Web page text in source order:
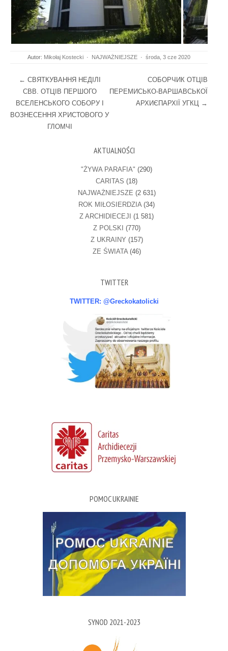
Autor: Mikołaj Kostecki · NAJWAŻNIEJSZE · środa, 3 cze 2020
Post navigation
← СВЯТКУВАННЯ НЕДІЛІ
СВВ. ОТЦІВ ПЕРШОГО
ВСЕЛЕНСЬКОГО СОБОРУ І
ВОЗНЕСЕННЯ ХРИСТОВОГО У
ГЛОМЧІ
СОБОРЧИК ОТЦІВ
ПЕРЕМИСЬКО-ВАРШАВСЬКОЇ
АРХИЄПАРХІЇ УГКЦ →
AKTUALNOŚCI
"ŻYWA PARAFIA" (290)
CARITAS (18)
NAJWAŻNIEJSZE (2 631)
ROK MIŁOSIERDZIA(34)
Z ARCHIDIECEJI (1 581)
Z POLSKI (770)
Z UKRAINY (157)
ZE ŚWIATA(46)
TWITTER
TWITTER: @Greckokatolicki
POMOC UKRAINIE
SYNOD 2021-2023